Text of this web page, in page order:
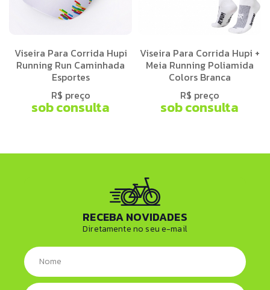
Viseira Para Corrida Hupi
Running Run Caminhada
Esportes
R$ preço
sob consulta
Viseira Para Corrida Hupi +
Meia Running Poliamida
Colors Branca
R$ preço
sob consulta
RECEBA NOVIDADES
Diretamente no seu e-mail